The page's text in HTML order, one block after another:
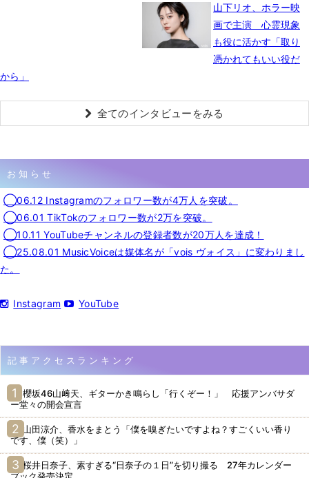
山下リオ、ホラー映
画で主演 心霊現象
も役に活かす「取り
憑かれてもいい役だ
から」
全てのインタビューをみる
お知らせ
◯06.12 Instagramのフォロワー数が4万人を突破。
◯06.01 TikTokのフォロワー数が2万を突破。
◯10.11 YouTubeチャンネルの登録者数が20万人を達成！
◯25.08.01 MusicVoiceは媒体名が「vois ヴォイス」に変わりまし
た。
Instagram YouTube
記事アクセスランキング
櫻坂46山﨑天、ギターかき鳴らし「行くぞー！」 応援アンバサダ
ー堂々の開会宣言
山田涼介、香水をまとう「僕を嗅ぎたいですよね？すごくいい香り
です、僕（笑）」
桜井日奈子、素すぎる“日奈子の１日”を切り撮る 27年カレンダー
ブック発売決定